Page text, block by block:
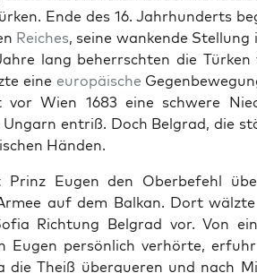
Ende des 16. Jahrhun­derts
Reich­es, seine wank­ende
lang beherrscht­en die
eine europäis­che
vor Wien 1683 eine schwere
entriß. Doch Bel­grad, die
Hän­den.
Prinz Eugen den Ober­be­fehl
auf dem Balkan. Dort
Rich­tung Bel­grad vor. Von
Eugen per­sön­lich ver­hörte,
die Theiß über­queren und nach